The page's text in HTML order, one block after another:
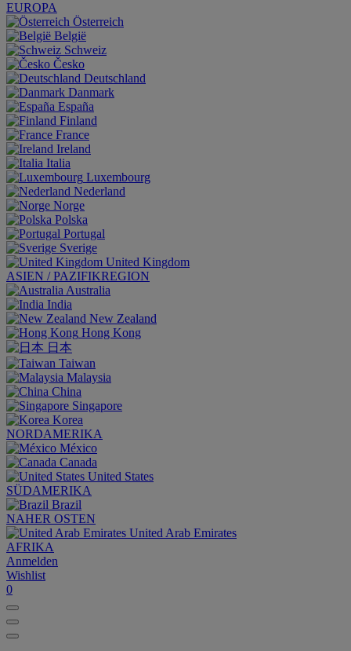
EUROPA
Österreich
België
Schweiz
Česko
Deutschland
Danmark
España
Finland
France
Ireland
Italia
Luxembourg
Nederland
Norge
Polska
Portugal
Sverige
United Kingdom
ASIEN / PAZIFIKREGION
Australia
India
New Zealand
Hong Kong
日本
Taiwan
Malaysia
China
Singapore
Korea
NORDAMERIKA
México
Canada
United States
SÜDAMERIKA
Brazil
NAHER OSTEN
United Arab Emirates
AFRIKA
Anmelden
Wishlist
0